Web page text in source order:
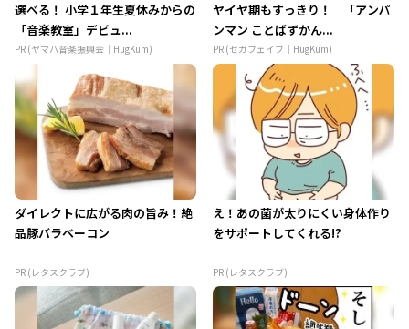
選べる！ 小学１年生夏休みからの
「音楽教室」デビュ...
PR (ヤマハ音楽振興会｜HugKum)
ヤイヤ期もすっきり！ 「アンパ
ンマン ことばずかん...
PR (セガフェイブ｜HugKum)
ダイレクトに広がる肉の旨み！絶
品豚バラベーコン
PR (レタスクラブ)
え！あの菌が太りにくい身体作り
をサポートしてくれる!?
PR (レタスクラブ)